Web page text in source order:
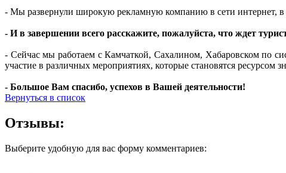
- Мы развернули широкую рекламную компанию в сети интернет,
- И в завершении всего расскажите, пожалуйста, что ждет
- Сейчас мы работаем с Камчаткой, Сахалином, Хабаровском по
участие в различных мероприятиях, которые становятся
- Большое Вам спасибо, успехов в Вашей деятельности!
Вернуться в список
Отзывы:
Выберите удобную для вас форму комментариев: